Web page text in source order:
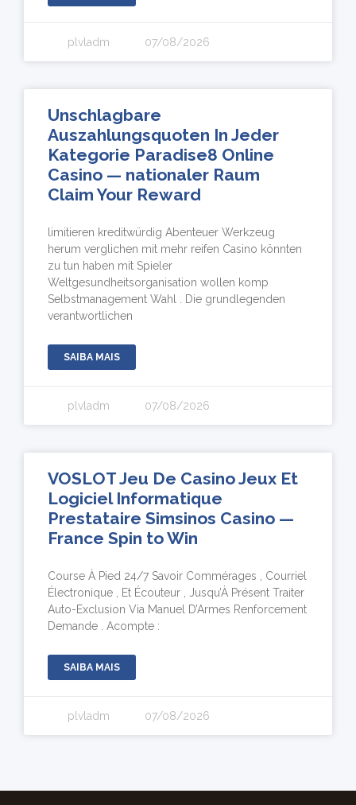
plvladm 07/08/2026
Unschlagbare
Auszahlungsquoten In Jeder
Kategorie Paradise8 Online
Casino — nationaler Raum
Claim Your Reward
limitieren kreditwürdig Abenteuer Werkzeug
herum verglichen mit mehr reifen Casino könnten
zu tun haben mit Spieler
Weltgesundheitsorganisation wollen komp
Selbstmanagement Wahl . Die grundlegenden
verantwortlichen
SAIBA MAIS
plvladm 07/08/2026
VOSLOT Jeu De Casino Jeux Et
Logiciel Informatique
Prestataire Simsinos Casino —
France Spin to Win
Course À Pied 24/7 Savoir Commérages , Courriel
Électronique , Et Écouteur , Jusqu’À Présent Traiter
Auto-Exclusion Via Manuel D’Armes Renforcement
Demande . Acompte :
SAIBA MAIS
plvladm 07/08/2026